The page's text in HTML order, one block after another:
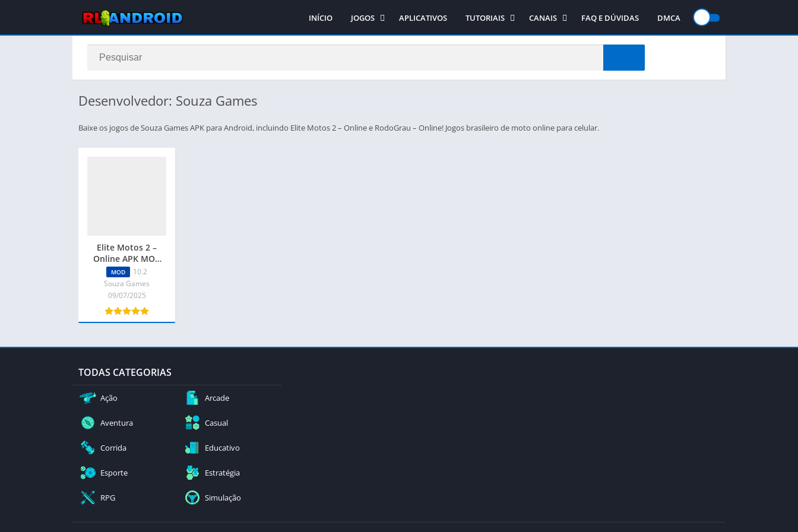
INÍCIO
JOGOS
Ação
Educativo
APLICATIVOS
TUTORIAIS
Como obter os jogos
CANAIS
Canal no WhatsApp
FAQ E DÚVIDAS DMCA
Desenvolvedor: Souza Games
Baixe os jogos de Souza Games APK para Android, incluindo Elite Motos 2 – Online e RodoGrau – Online! Jogos brasileiro de moto online para celular.
Elite Motos 2 –
Online APK MOD
(Dinheiro Infinito)
10.2
MOD
10.2
Souza Games
09/07/2025
TODAS CATEGORIAS
Ação Arcade
Aventura Casual
Corrida Educativo
Esporte Estratégia
RPG Simulação